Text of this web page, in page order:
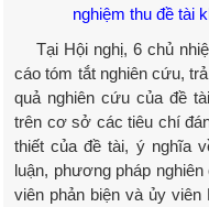
nghiệm thu đề tài
Tại Hội nghị, 6 chủ
cáo tóm tắt nghiên cứu,
quả nghiên cứu của đề
trên cơ sở các tiêu chí
thiết của đề tài, ý nghĩa
luận, phương pháp
viên phản biện và ủy